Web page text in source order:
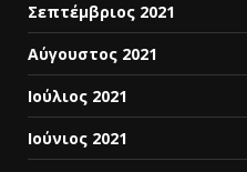
Σεπτέμβριος 2021
Αύγουστος 2021
Ιούλιος 2021
Ιούνιος 2021